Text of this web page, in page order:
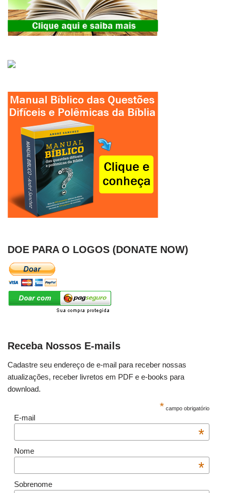
DOE PARA O LOGOS (DONATE NOW)
Receba Nossos E-mails
Cadastre seu endereço de e-mail para receber nossas
atualizações, receber livretos em PDF e e-books para
download.
* campo obrigatório
E-mail
*
Nome
*
Sobrenome